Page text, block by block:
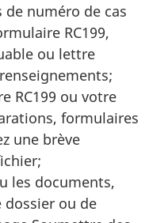
de numéro de cas
RC199,
ou lettre
RC199 ou votre
formulaires
une brève
les documents,
dossier ou de